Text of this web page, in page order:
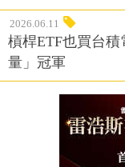
2026.06.11
槓桿ETF也買台
量」冠軍